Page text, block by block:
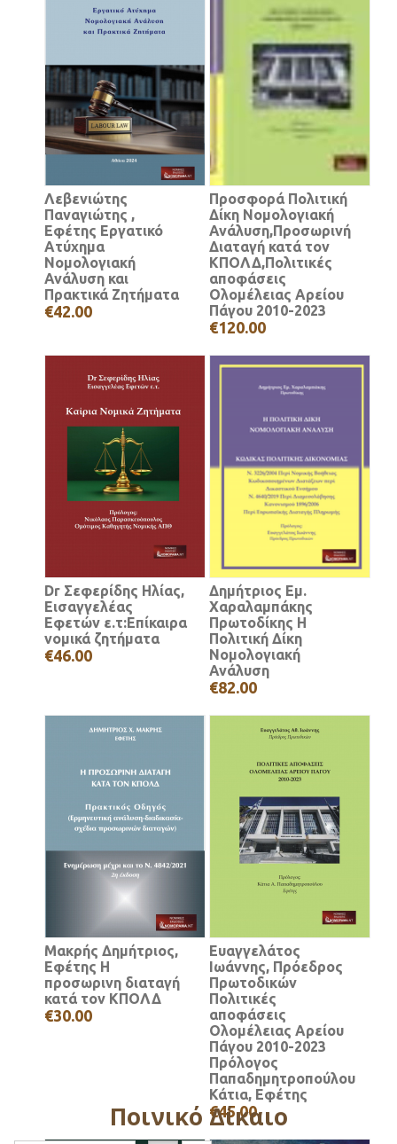
Λεβενιώτης
Παναγιώτης ,
Εφέτης Εργατικό
Ατύχημα
Νομολογιακή
Ανάλυση και
Πρακτικά Ζητήματα
€42.00
Προσφορά Πολιτική
Δίκη Νομολογιακή
Ανάλυση,Προσωρινή
Διαταγή κατά τον
ΚΠΟΛΔ,Πολιτικές
αποφάσεις
Ολομέλειας Αρείου
Πάγου 2010-2023
€120.00
Dr Σεφερίδης Ηλίας,
Εισαγγελέας
Εφετών ε.τ:Επίκαιρα
νομικά ζητήματα
€46.00
Δημήτριος Εμ.
Χαραλαμπάκης
Πρωτοδίκης Η
Πολιτική Δίκη
Νομολογιακή
Ανάλυση
€82.00
Μακρής Δημήτριος,
Εφέτης Η
προσωρινη διαταγή
κατά τον ΚΠΟΛΔ
€30.00
Ευαγγελάτος
Ιωάννης, Πρόεδρος
Πρωτοδικών
Πολιτικές
αποφάσεις
Ολομέλειας Αρείου
Πάγου 2010-2023
Πρόλογος
Παπαδημητροπούλου
Κάτια, Εφέτης
€45.00
Ποινικό Δίκαιο